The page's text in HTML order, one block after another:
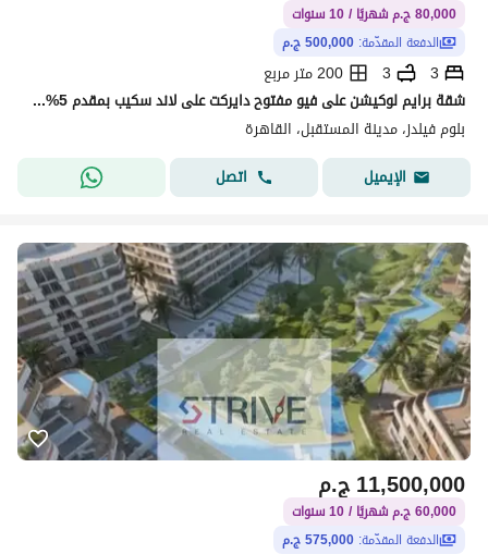
80,000 ج.م شهريًا / 10 سنوات
الدفعة المقدّمة: 500,000 ج.م
3
3
200 متر مربع
شقة برايم لوكيشن على فيو مفتوح دايركت على لاند سكيب بمقدم 5% و المتبقي اقساط على 10 سنوات في كمبوند "بلوم فيلدز" (Bloom Fields)
بلوم فيلدز، مدينة المستقبل، القاهرة
الإيميل
اتصل
ج.م11,500,000
60,000 ج.م شهريًا / 10 سنوات
الدفعة المقدّمة: 575,000 ج.م